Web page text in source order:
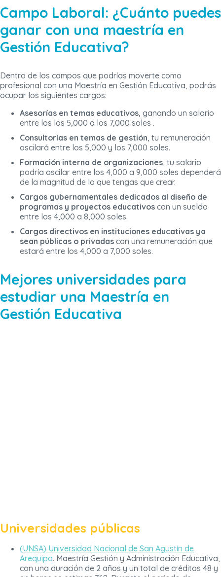
Campo Laboral: ¿Cuánto puedes
ganar con una maestría en
Gestión Educativa?
Dentro de los campos que podrías moverte como
profesional con una Maestría en Gestión Educativa, podrás
ocupar los siguientes cargos:
Asesorías en temas educativos, ganando un salario
entre los los 5,000 a los 7,000 soles .
Consultorías en temas de gestión, tu remuneración
oscilará entre los 5,000 y los 7,000 soles.
Formación interna de organizaciones, tu salario
podría oscilar entre los 4,000 a 9,000 soles dependerá
de la magnitud de lo que tengas que crear.
Cargos gubernamentales dedicados al diseño de
programas y proyectos educativos con un sueldo
entre los 4,000 a 8,000 soles.
Cargos directivos en instituciones educativas ya
sean públicas o privadas con una remuneración que
estará entre los 4,000 a 7,000 soles.
Mejores universidades para
estudiar una Maestría en
Gestión Educativa
Universidades públicas
(UNSA) Universidad Nacional de San Agustín de
Arequipa. Maestría Gestión y Administración Educativa,
con una duración de 2 años y un total de créditos 48 y